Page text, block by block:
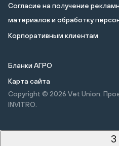
Cогласие на получение
материалов и обработку
Корпоративным клиентам
Бланки АГРО
Карта сайта
Copyright © 2026 Vet Union.
INVITRO.
3